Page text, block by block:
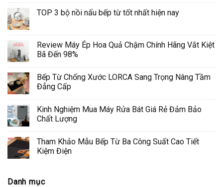
TOP 3 bộ nồi nấu bếp từ tốt nhất hiện nay
Review Máy Ép Hoa Quả Chậm Chính Hãng Vắt Kiệt
Bã Đến 98%
Bếp Từ Chống Xước LORCA Sang Trọng Nâng Tầm
Đẳng Cấp
Kinh Nghiệm Mua Máy Rửa Bát Giá Rẻ Đảm Bảo
Chất Lượng
Tham Khảo Mẫu Bếp Từ Ba Công Suất Cao Tiết
Kiệm Điện
Danh mục